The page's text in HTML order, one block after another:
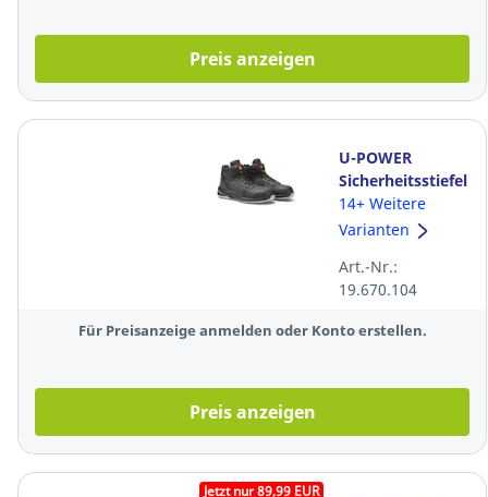
Preis anzeigen
U-POWER
Sicherheitsstiefel
SCURO, S3S ESD
CI SRC, schwarz,
14+ Weitere
Varianten
Art.-Nr.:
19.670.104
Für Preisanzeige anmelden oder Konto erstellen.
Preis anzeigen
Jetzt nur 89,99 EUR